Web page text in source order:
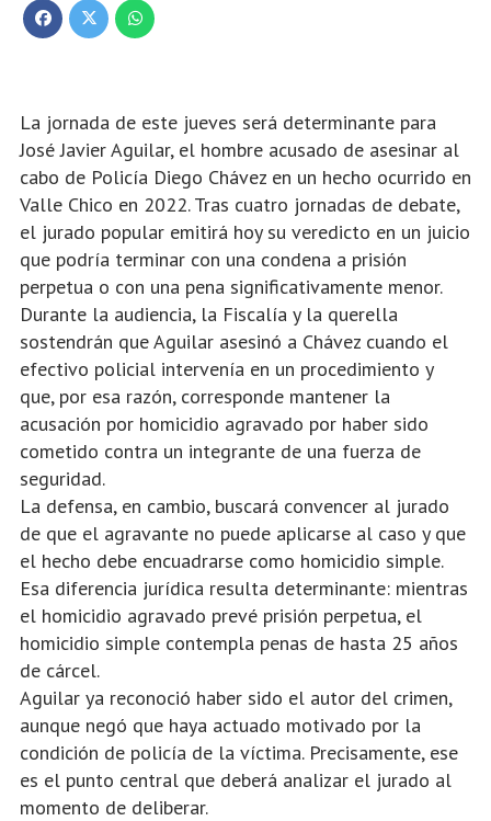
La jornada de este jueves será determinante para
José Javier Aguilar, el hombre acusado de asesinar al
cabo de Policía Diego Chávez en un hecho ocurrido en
Valle Chico en 2022. Tras cuatro jornadas de debate,
el jurado popular emitirá hoy su veredicto en un juicio
que podría terminar con una condena a prisión
perpetua o con una pena significativamente menor.
Durante la audiencia, la Fiscalía y la querella
sostendrán que Aguilar asesinó a Chávez cuando el
efectivo policial intervenía en un procedimiento y
que, por esa razón, corresponde mantener la
acusación por homicidio agravado por haber sido
cometido contra un integrante de una fuerza de
seguridad.
La defensa, en cambio, buscará convencer al jurado
de que el agravante no puede aplicarse al caso y que
el hecho debe encuadrarse como homicidio simple.
Esa diferencia jurídica resulta determinante: mientras
el homicidio agravado prevé prisión perpetua, el
homicidio simple contempla penas de hasta 25 años
de cárcel.
Aguilar ya reconoció haber sido el autor del crimen,
aunque negó que haya actuado motivado por la
condición de policía de la víctima. Precisamente, ese
es el punto central que deberá analizar el jurado al
momento de deliberar.